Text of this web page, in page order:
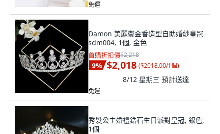
免運
Damon 美麗鬱金香造型自助婚紗皇冠
sdm004, 1個, 金色
首購折扣價$2,218
9% $2,018 ($2018.00/1個)
8/12 星期三 預計送達
免運
秀髮公主婚禮鋯石生日派對皇冠, 銀色,
1個